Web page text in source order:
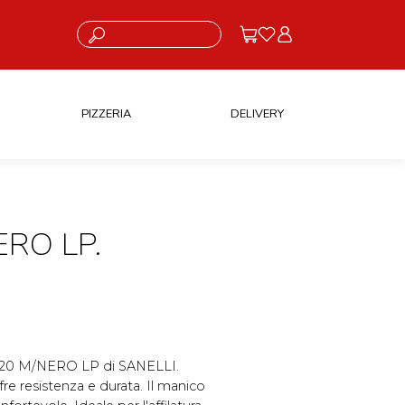
Cosa stai cercando?
PIZZERIA DELIVERY
LP.
M/NERO LP di SANELLI.
resistenza e durata. Il manico